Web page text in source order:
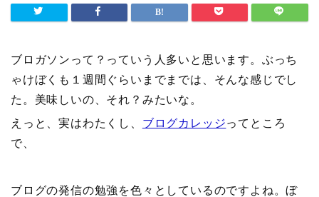
ブロガソンって？っていう人多いと思います。ぶっち
ゃけぼくも１週間ぐらいまでまでは、そんな感じでし
た。美味しいの、それ？みたいな。
えっと、実はわたくし、 ブログカレッジってところ
で、
ブログの発信の勉強を色々としているのですよね。ぼ